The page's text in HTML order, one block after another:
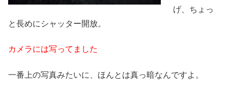
げ、ちょっ
と長めにシャッター開放。
カメラには写ってました
一番上の写真みたいに、ほんとは真っ暗なんですよ。